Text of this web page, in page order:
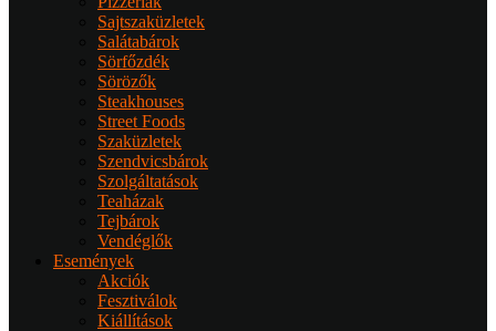
Sajtszaküzletek
Salátabárok
Sörfőzdék
Sörözők
Steakhouses
Street Foods
Szaküzletek
Szendvicsbárok
Szolgáltatások
Teaházak
Tejbárok
Vendéglők
Események
Akciók
Fesztiválok
Kiállítások